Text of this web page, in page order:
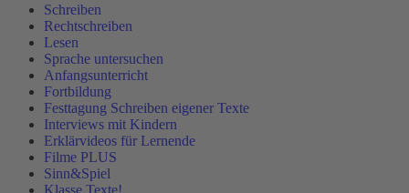
Schreiben
Rechtschreiben
Lesen
Sprache untersuchen
Anfangsunterricht
Fortbildung
Festtagung Schreiben eigener Texte
Interviews mit Kindern
Erklärvideos für Lernende
Filme PLUS
Sinn&Spiel
Klasse Texte!